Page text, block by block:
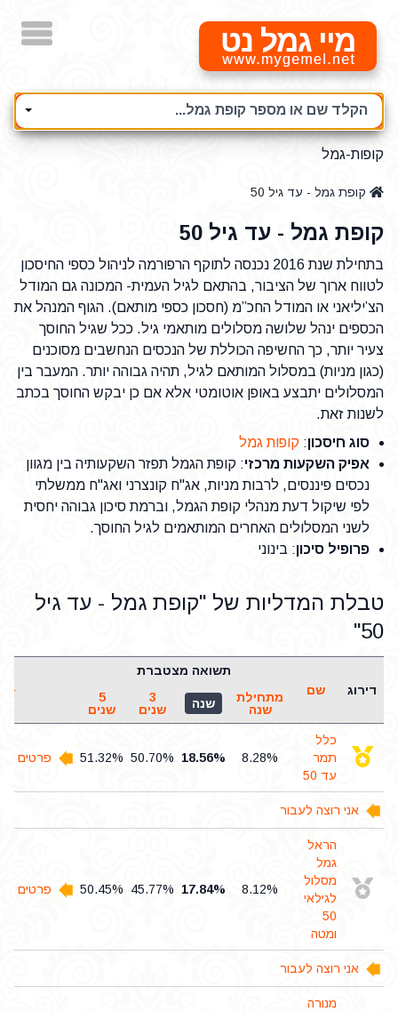
מיי גמל נט
הקלד שם או מספר קופת גמל...
קופות-גמל
קופת גמל - עד גיל 50
קופת גמל - עד גיל 50
בתחילת שנת 2016 נכנסה לתוקף הרפורמה לניהול כספי החיסכון
לטווח ארוך של הציבור, בהתאם לגיל העמית- המכונה גם המודל
הצ’יליאני או המודל החכ”מ (חסכון כספי מותאם). הגוף המנהל את
הכספים ינהל שלושה מסלולים מותאמי גיל. ככל שגיל החוסך
צעיר יותר, כך החשיפה הכוללת של הנכסים הנחשבים מסוכנים
(כגון מניות) במסלול המותאם לגיל, תהיה גבוהה יותר. המעבר בין
המסלולים יתבצע באופן אוטומטי אלא אם כן יבקש החוסך בכתב
לשנות זאת.
סוג חיסכון: קופות גמל
אפיק השקעות מרכזי: קופת הגמל תפזר השקעותיה בין מגוון
נכסים פיננסים, לרבות מניות, אג"ח קונצרני ואג"ח ממשלתי
לפי שיקול דעת מנהלי קופת הגמל, וברמת סיכון גבוהה יחסית
לשני המסלולים האחרים המותאמים לגיל החוסך.
פרופיל סיכון: בינוני
טבלת המדליות של "קופת גמל - עד גיל
50"
דירוג שם
תשואה מצטברת
מתחילת
שנה
שנה
3
שנים
5
שנים
כלל
תמר
עד 50
8.28%
18.56%
50.70%
51.32% פרטים
אני רוצה לעבור
הראל
גמל
מסלול
לגילאי
50
ומטה
8.12%
17.84%
45.77%
50.45% פרטים
אני רוצה לעבור
מנורה